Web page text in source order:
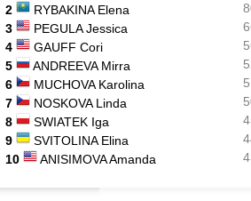
WTA - Toronto
Aryna Sabalenka propose... des conférences
façon F1
2
RYBAKINA Elena
3
PEGULA Jessica
4
GAUFF Cori
5
ANDREEVA Mirra
6
MUCHOVA Karolina
7
NOSKOVA Linda
8
SWIATEK Iga
9
SVITOLINA Elina
10
ANISIMOVA Amanda